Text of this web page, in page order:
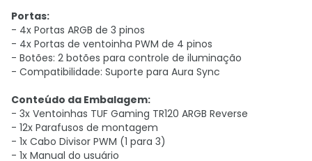
Portas:
- 4x Portas ARGB de 3 pinos
- 4x Portas de ventoinha PWM de 4 pinos
- Botões: 2 botões para controle de iluminação
- Compatibilidade: Suporte para Aura Sync
Conteúdo da Embalagem:
- 3x Ventoinhas TUF Gaming TR120 ARGB Reverse
- 12x Parafusos de montagem
- 1x Cabo Divisor PWM (1 para 3)
- 1x Manual do usuário